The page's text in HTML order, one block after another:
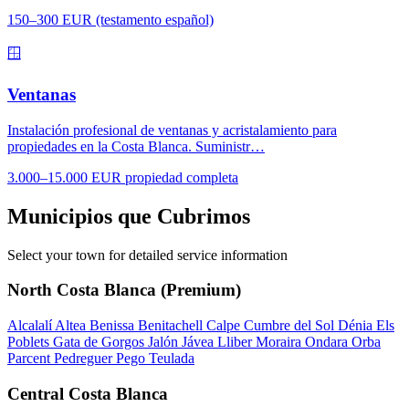
150–300 EUR (testamento español)
🪟
Ventanas
Instalación profesional de ventanas y acristalamiento para
propiedades en la Costa Blanca. Suministr…
3.000–15.000 EUR propiedad completa
Municipios que Cubrimos
Select your town for detailed service information
North Costa Blanca (Premium)
AlcalalíAltea Benissa Benitachell Calpe Cumbre del Sol Dénia Els
Poblets Gata de Gorgos Jalón Jávea LliberMoraira Ondara Orba
Parcent PedreguerPego Teulada
Central Costa Blanca